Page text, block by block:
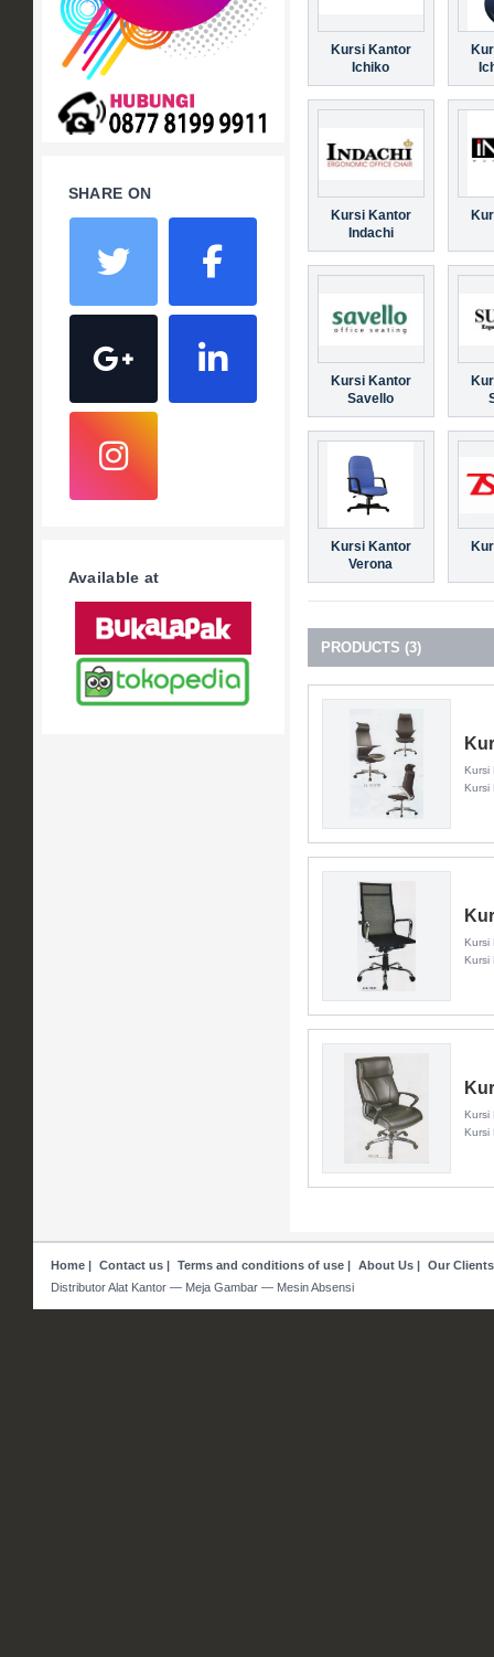
+ Springbed
White Board / Papan Tulis
SHARE ON
Available at
Kursi Kantor
Ichiko
Kursi Kantor
Indachi
Kursi Kantor
Savello
Kursi Kantor
Verona
PRODUCTS (3)
Home| Contact us| Terms and conditions of use| About Us| Our Clients
Distributor Alat Kantor — Meja Gambar — Mesin Absensi